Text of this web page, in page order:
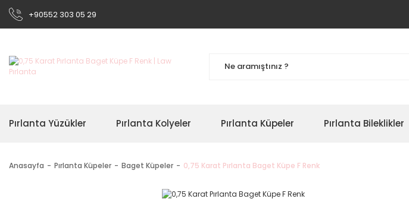
+90552 303 05 29
Pırlanta Yüzükler Pırlanta Kolyeler Pırlanta Küpeler Pırlanta Bileklikler
Anasayfa Pırlanta Küpeler Baget Küpeler 0,75 Karat Pırlanta Baget Küpe F Renk